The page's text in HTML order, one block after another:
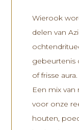
Wierook
delen van
gebeurtenis
of frisse aura.
Een mix van
voor onze
houten,